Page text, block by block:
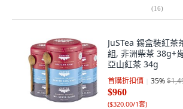
(16)
JuSTea 錫盒裝紅
組, 非洲柴茶 38g+
亞山紅茶 34g
首購折扣價 35%
$960
($320.00/1套)